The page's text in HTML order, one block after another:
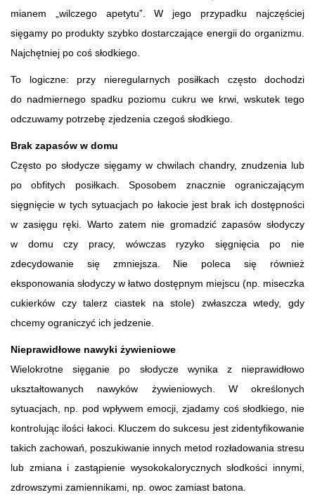
mianem „wilczego apetytu”. W jego przypadku najczęściej
sięgamy po produkty szybko dostarczające energii do organizmu.
Najchętniej po coś słodkiego.
To logiczne: przy nieregularnych posiłkach często dochodzi
do nadmiernego spadku poziomu cukru we krwi, wskutek tego
odczuwamy potrzebę zjedzenia czegoś słodkiego.
Brak zapasów w domu
Często po słodycze sięgamy w chwilach chandry, znudzenia lub
po obfitych posiłkach. Sposobem znacznie ograniczającym
sięgnięcie w tych sytuacjach po łakocie jest brak ich dostępności
w zasięgu ręki. Warto zatem nie gromadzić zapasów słodyczy
w domu czy pracy, wówczas ryzyko sięgnięcia po nie
zdecydowanie się zmniejsza. Nie poleca się również
eksponowania słodyczy w łatwo dostępnym miejscu (np. miseczka
cukierków czy talerz ciastek na stole) zwłaszcza wtedy, gdy
chcemy ograniczyć ich jedzenie.
Nieprawidłowe nawyki żywieniowe
Wielokrotne sięganie po słodycze wynika z nieprawidłowo
ukształtowanych nawyków żywieniowych. W określonych
sytuacjach, np. pod wpływem emocji, zjadamy coś słodkiego, nie
kontrolując ilości łakoci. Kluczem do sukcesu jest zidentyfikowanie
takich zachowań, poszukiwanie innych metod rozładowania stresu
lub zmiana i zastąpienie wysokokalorycznych słodkości innymi,
zdrowszymi zamiennikami, np. owoc zamiast batona.